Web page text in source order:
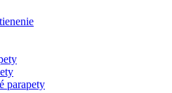
parapety